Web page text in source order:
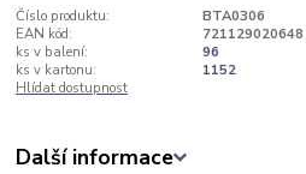
Číslo produktu:
BTA0306
EAN kód:
721129020648
ks v balení:
96
ks v kartonu:
1152
Hlídat dostupnost
Další informace